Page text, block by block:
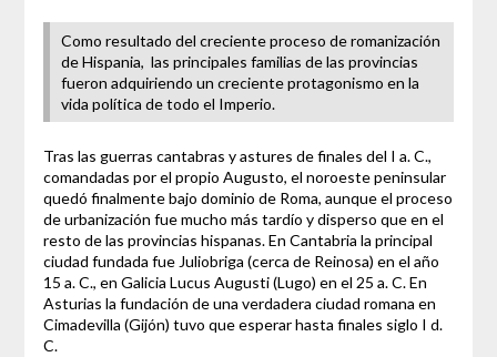
Como resultado del creciente proceso de romanización
de Hispania, las principales familias de las provincias
fueron adquiriendo un creciente protagonismo en la
vida política de todo el Imperio.
Tras las guerras cantabras y astures de finales del I a. C.,
comandadas por el propio Augusto, el noroeste peninsular
quedó finalmente bajo dominio de Roma, aunque el proceso
de urbanización fue mucho más tardío y disperso que en el
resto de las provincias hispanas. En Cantabria la principal
ciudad fundada fue Juliobriga (cerca de Reinosa) en el año
15 a. C., en Galicia Lucus Augusti (Lugo) en el 25 a. C. En
Asturias la fundación de una verdadera ciudad romana en
Cimadevilla (Gijón) tuvo que esperar hasta finales siglo I d.
C.